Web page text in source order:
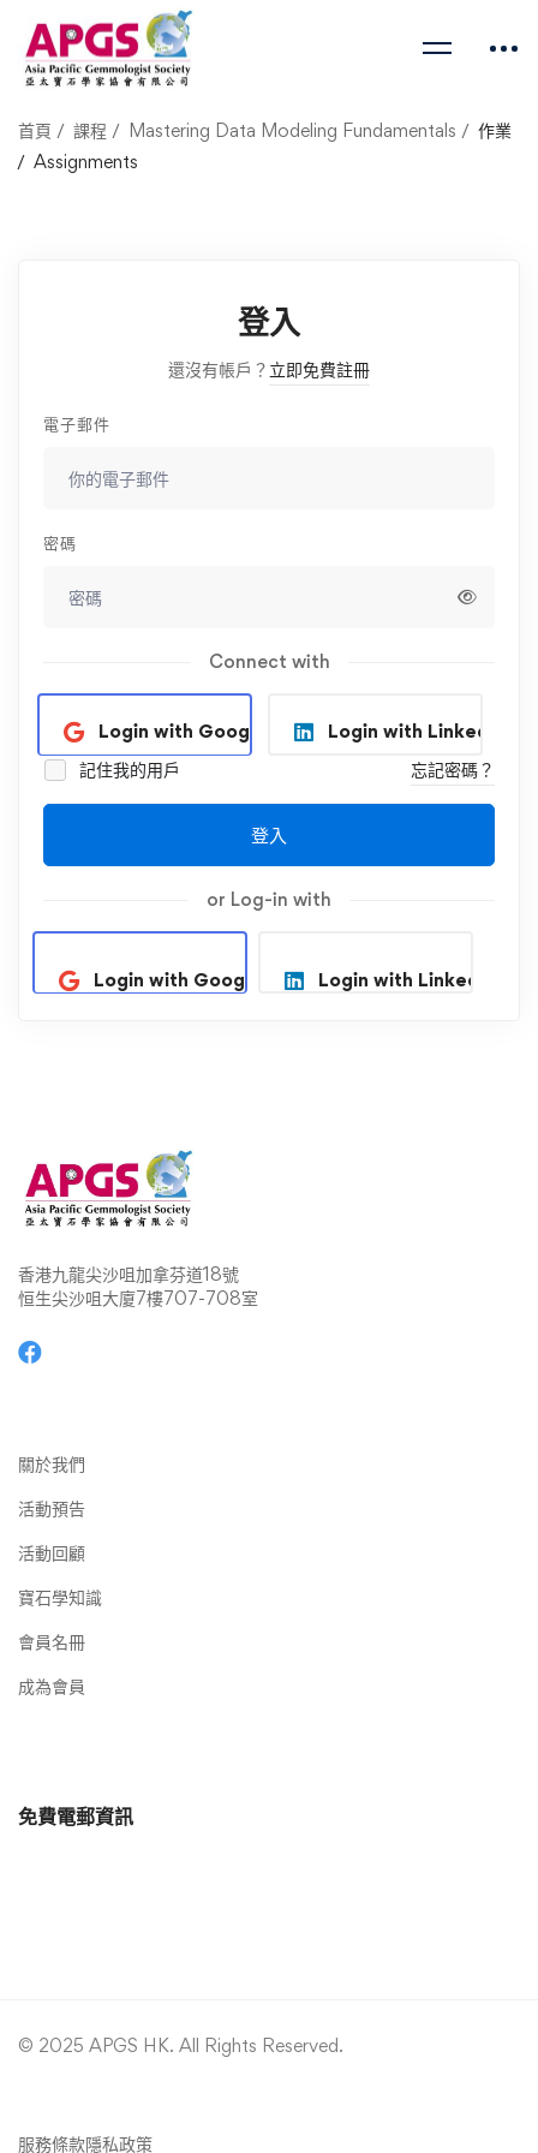
首頁 課程 Mastering Data Modeling Fundamentals
作業
Assignments
登入
還沒有帳戶？ 立即免費註冊
電子郵件
密碼
Connect with
Login with Google
Login with Linkedin
記住我的用戶
忘記密碼？
登入
or Log-in with
Login with Google Login with Linkedin
香港九龍尖沙咀加拿芬道18號
恒生尖沙咀大廈7樓707-708室
關於我們
活動預告
活動回顧
寶石學知識
會員名冊
成為會員
免費電郵資訊
© 2025 APGS HK. All Rights Reserved.
服務條款隱私政策